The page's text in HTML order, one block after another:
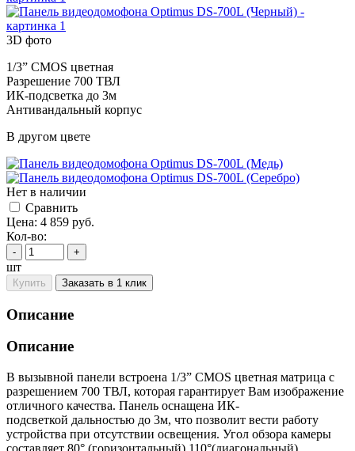
3D фото
1/3” CMOS цветная
Разрешение 700 ТВЛ
ИК-подсветка до 3м
Антивандальный корпус
В другом цвете
Нет в наличии
Cравнить
Цена: 4 859 руб.
Кол-во:
- +
шт
Купить Заказать в 1 клик
Описание
Описание
В вызывной панели встроена 1/3” CMOS цветная матрица с
разрешением 700 ТВЛ, которая гарантирует Вам изображение
отличного качества. Панель оснащена ИК-
подсветкой дальностью до 3м, что позволит вести работу
устройства при отсутствии освещения. Угол обзора камеры
составляет 80° (горизонтальный) 110°(диагональный).